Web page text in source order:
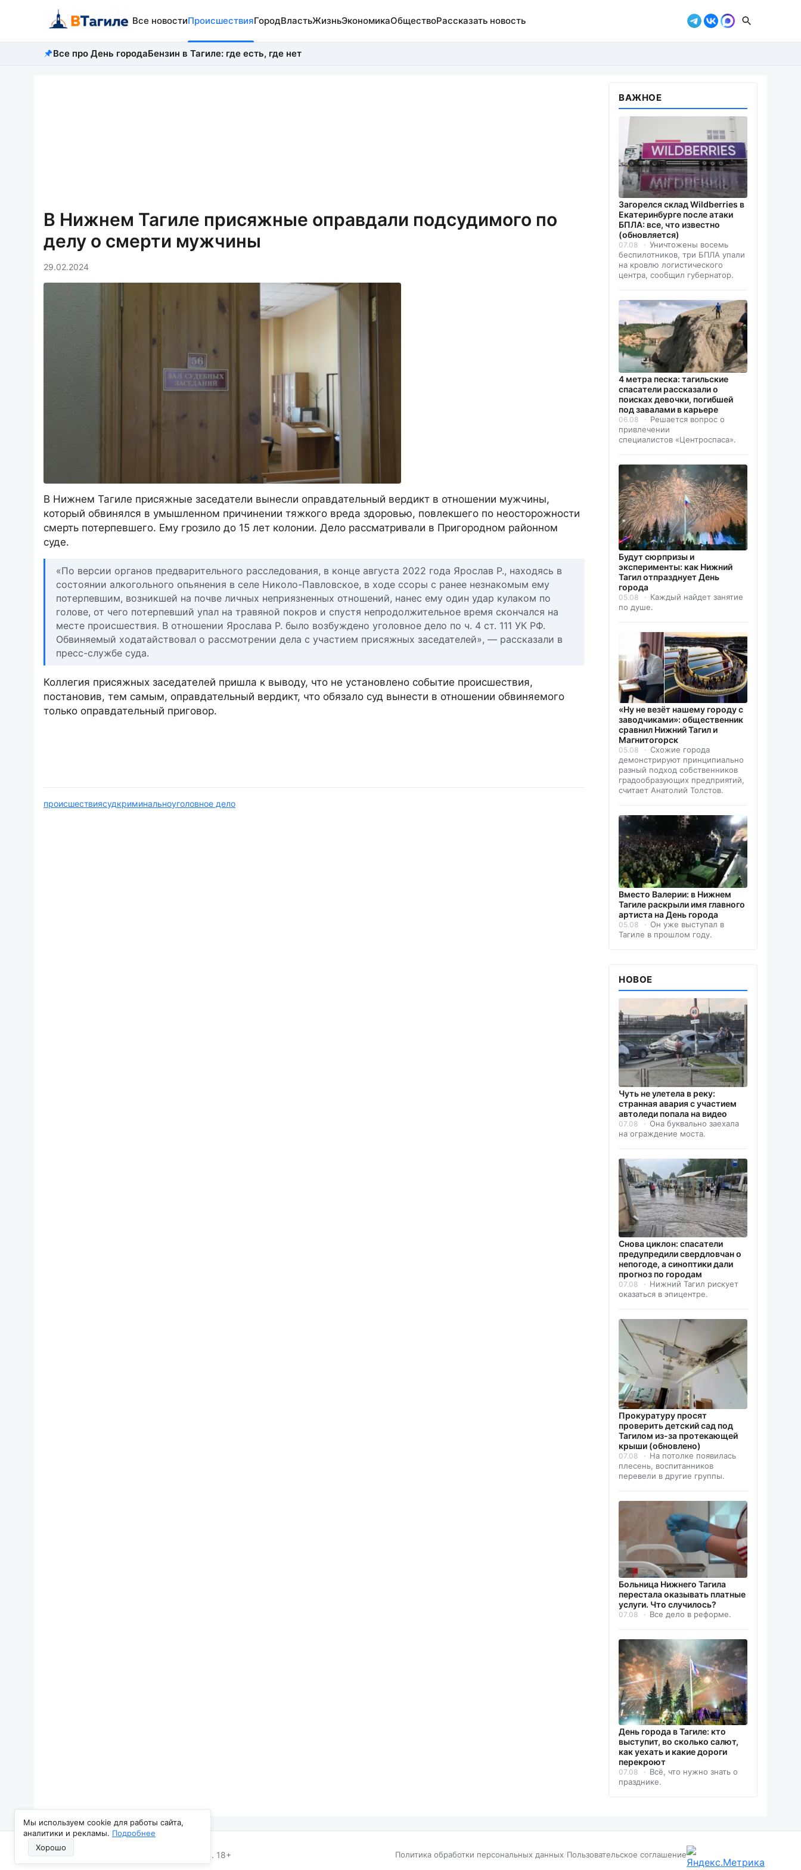
Мы используем cookie для работы сайта,
аналитики и рекламы. Подробнее
Хорошо
Все новостиПроисшествияГородВластьЖизньЭкономикаОбществоРассказать новость
Все про День городаБензин в Тагиле: где есть, где нет
В Нижнем Тагиле присяжные оправдали подсудимого по
делу о смерти мужчины
29.02.2024
В Нижнем Тагиле присяжные заседатели вынесли оправдательный вердикт в отношении мужчины,
который обвинялся в умышленном причинении тяжкого вреда здоровью, повлекшего по неосторожности
смерть потерпевшего. Ему грозило до 15 лет колонии. Дело рассматривали в Пригородном районном
суде.
«По версии органов предварительного расследования, в конце августа 2022 года Ярослав Р., находясь в
состоянии алкогольного опьянения в селе Николо-Павловское, в ходе ссоры с ранее незнакомым ему
потерпевшим, возникшей на почве личных неприязненных отношений, нанес ему один удар кулаком по
голове, от чего потерпевший упал на травяной покров и спустя непродолжительное время скончался на
месте происшествия. В отношении Ярослава Р. было возбуждено уголовное дело по ч. 4 ст. 111 УК РФ.
Обвиняемый ходатайствовал о рассмотрении дела с участием присяжных заседателей», — рассказали в
пресс-службе суда.
Коллегия присяжных заседателей пришла к выводу, что не установлено событие происшествия,
постановив, тем самым, оправдательный вердикт, что обязало суд вынести в отношении обвиняемого
только оправдательный приговор.
происшествиясудкриминальноуголовное дело
ВАЖНОЕ
Загорелся склад Wildberries в
Екатеринбурге после атаки
БПЛА: все, что известно
(обновляется)
07.08
Уничтожены восемь
беспилотников, три БПЛА упали
на кровлю логистического
центра, сообщил губернатор.
4 метра песка: тагильские
спасатели рассказали о
поисках девочки, погибшей
под завалами в карьере
06.08
Решается вопрос о
привлечении
специалистов «Центроспаса».
Будут сюрпризы и
эксперименты: как Нижний
Тагил отпразднует День
города
05.08
Каждый найдет занятие
по душе.
«Ну не везёт нашему городу с
заводчиками»: общественник
сравнил Нижний Тагил и
Магнитогорск
05.08
Схожие города
демонстрируют принципиально
разный подход собственников
градообразующих предприятий,
считает Анатолий Толстов.
Вместо Валерии: в Нижнем
Тагиле раскрыли имя главного
артиста на День города
05.08
Он уже выступал в
Тагиле в прошлом году.
НОВОЕ
Чуть не улетела в реку:
странная авария с участием
автоледи попала на видео
07.08
Она буквально заехала
на ограждение моста.
Снова циклон: спасатели
предупредили свердловчан о
непогоде, а синоптики дали
прогноз по городам
07.08
Нижний Тагил рискует
оказаться в эпицентре.
Прокуратуру просят
проверить детский сад под
Тагилом из-за протекающей
крыши (обновлено)
07.08
На потолке появилась
плесень, воспитанников
перевели в другие группы.
Больница Нижнего Тагила
перестала оказывать платные
услуги. Что случилось?
07.08 Все дело в реформе.
День города в Тагиле: кто
выступит, во сколько салют,
как уехать и какие дороги
перекроют
07.08
Всё, что нужно знать о
празднике.
Все Новости Нижнего Тагила, 2013–2026. 18+ Политика обработки персональных данных/Пользовательское соглашение